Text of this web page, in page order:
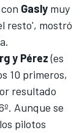
Gasly muy
resto', mostró
y Pérez(es
10 primeros,
resultado
Aunque se
pilotos